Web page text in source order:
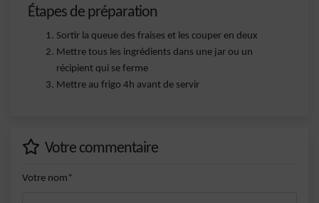
Étapes de préparation
Sortir la queue des fraises et les couper en deux
Mettre tous les ingrédients dans une jar ou un
récipient qui se ferme
Mettre au frigo 4h avant de servir
Votre commentaire
Votre nom*